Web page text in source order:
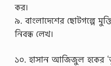
কর।
৯. বাংলাদেশের ছোটগল্পে
নিবন্ধ লেখ।
১০. হাসান আজিজুল হকের